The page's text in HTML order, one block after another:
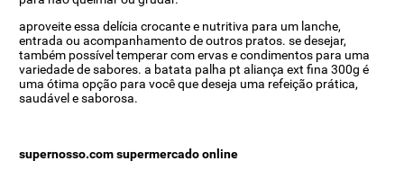
aproveite essa delícia crocante e nutritiva para um lanche,
entrada ou acompanhamento de outros pratos. se desejar,
também possível temperar com ervas e condimentos para uma
variedade de sabores. a batata palha pt aliança ext fina 300g é
uma ótima opção para você que deseja uma refeição prática,
saudável e saborosa.
supernosso.com supermercado online